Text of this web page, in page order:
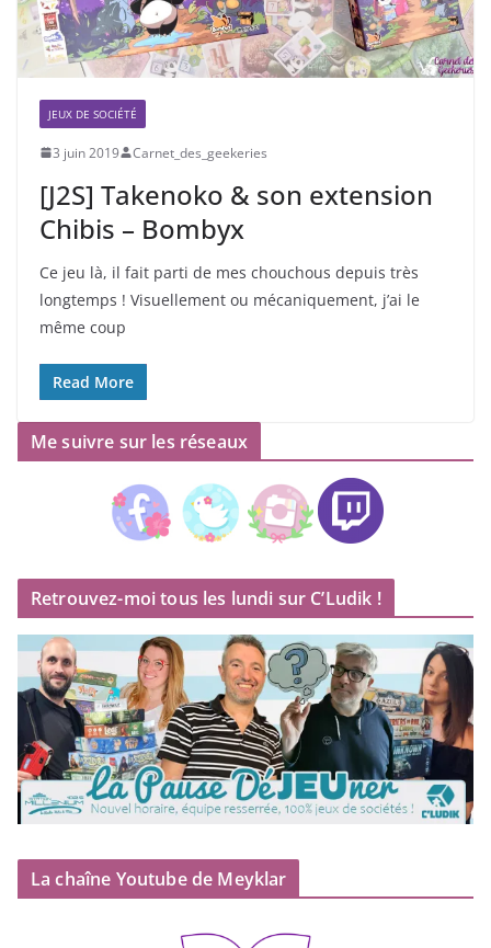
JEUX DE SOCIÉTÉ
3 juin 2019 Carnet_des_geekeries
[J2S] Takenoko & son extension
Chibis – Bombyx
Ce jeu là, il fait parti de mes chouchous depuis très
longtemps ! Visuellement ou mécaniquement, j’ai le
même coup
Read More
Me suivre sur les réseaux
Retrouvez-moi tous les lundi sur C’Ludik !
La chaîne Youtube de Meyklar